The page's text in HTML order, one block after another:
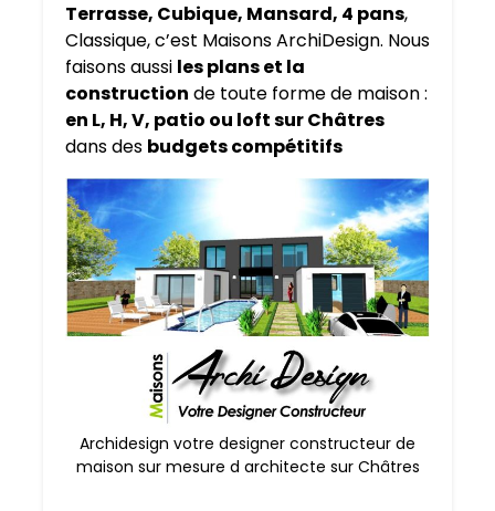
Terrasse, Cubique, Mansard, 4 pans,
Classique, c’est Maisons ArchiDesign. Nous
faisons aussi les plans et la
construction de toute forme de maison :
en L, H, V, patio ou loft sur Châtres
dans des budgets compétitifs
Archidesign votre designer constructeur de
maison sur mesure d architecte sur Châtres